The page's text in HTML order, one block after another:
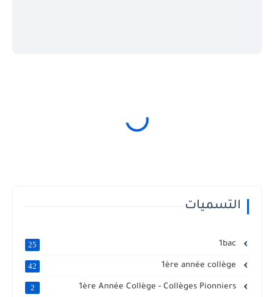
التسميات
1bac
25
42
1ère Année Collège - Collèges Pionniers
2